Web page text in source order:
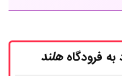
به فرودگاههلند